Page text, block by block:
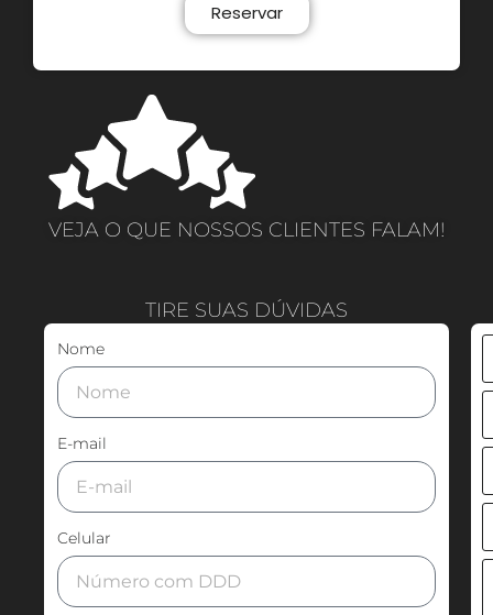
Reservar
VEJA O QUE NOSSOS CLIENTES FALAM!
TIRE SUAS DÚVIDAS
Nome
E-mail
Celular